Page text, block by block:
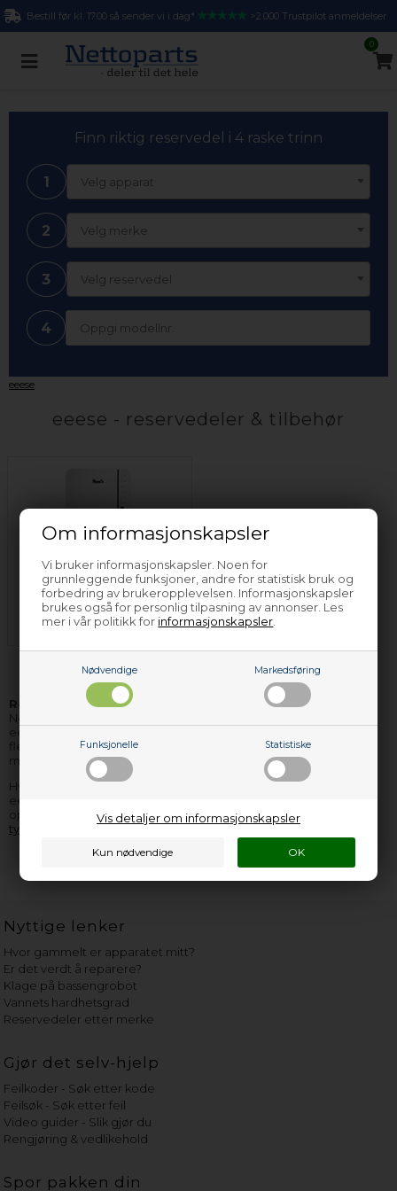
Om informasjonskapsler
Vi bruker informasjonskapsler. Noen for
grunnleggende funksjoner, andre for statistisk bruk og
forbedring av brukeropplevelsen. Informasjonskapsler
brukes også for personlig tilpasning av annonser. Les
mer i vår politikk for informasjonskapsler
Nødvendige Markedsføring
Funksjonelle Statistiske
Vis detaljer om informasjonskapsler
Bestill før kl. 17.00 så sender vi i dag* >2.000 Trustpilot anmeldelser
0
Finn riktig reservedel i 4 raske trinn
1 Velg apparat
2 Velg merke
3 Velg reservedel
4
eeese
eeese - reservedeler & tilbehør
Luftrenser & avfukter
eeese
Reservedeler og tilbehør til eeese
hvitevarer finner du hos
Nettoparts. Vi har et stort lager av reservedeler til stort sett alle
eeese apparater, og de delene vi ikke har på lager, kan vi i de
fleste tilfellene skaffe hjem, så raskt, at du ikke behøver vente
mere enn få dager på levering.
Hvis du har bruk for hjelp til å finne korrekte reservedeler til ditt
eeese apparat, er du velkommen til å
opplyse så mange informasjoner som overhodet mulig fra
typeskiltet
Nyttige lenker
Hvor gammelt er apparatet mitt?
Er det verdt å reparere?
Klage på bassengrobot
Vannets hardhetsgrad
Reservedeler etter merke
Gjør det selv-hjelp
Feilkoder - Søk etter kode
Feilsøk - Søk etter feil
Video guider - Slik gjør du
Rengjøring & vedlikehold
Spor pakken din